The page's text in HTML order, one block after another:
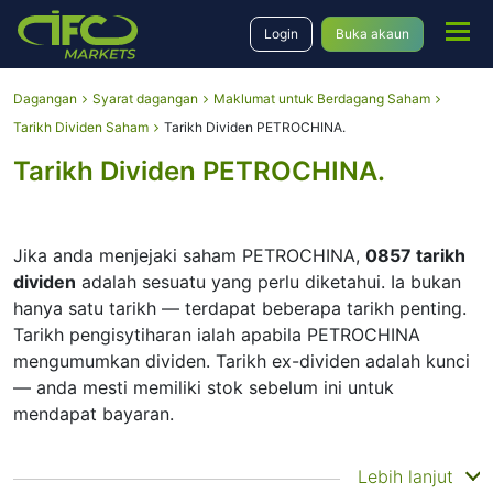
Login Buka akaun
Dagangan Syarat dagangan
Maklumat untuk Berdagang Saham
Tarikh Dividen Saham
Tarikh Dividen PETROCHINA.
Tarikh Dividen PETROCHINA.
Jika anda menjejaki saham PETROCHINA, 0857 tarikh
dividen adalah sesuatu yang perlu diketahui. Ia bukan
hanya satu tarikh — terdapat beberapa tarikh penting.
Tarikh pengisytiharan ialah apabila PETROCHINA
mengumumkan dividen. Tarikh ex-dividen adalah kunci
— anda mesti memiliki stok sebelum ini untuk
mendapat bayaran.
Tarikh rekod ialah apabila PETROCHINA menyemak
Lebih lanjut